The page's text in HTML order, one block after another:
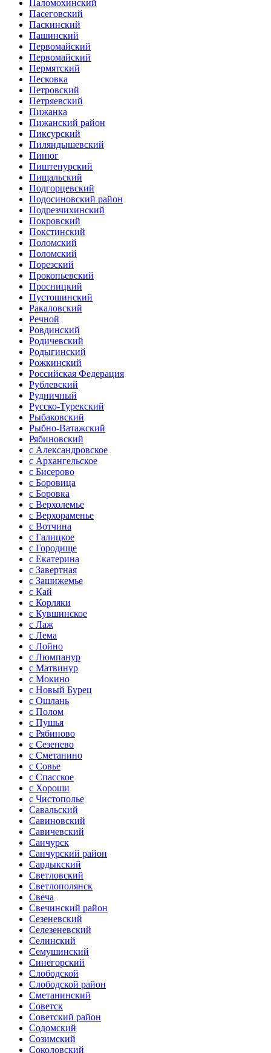
Паломохинский
Пасеговский
Паскинский
Пашинский
Первомайский
Первомайский
Пермятский
Песковка
Петровский
Петряевский
Пижанка
Пижанский район
Пиксурский
Пиляндышевский
Пинюг
Пиштенурский
Пищальский
Подгорцевский
Подосиновский район
Подрезчихинский
Покровский
Покстинский
Поломский
Поломский
Порезский
Прокопьевский
Просницкий
Пустошинский
Ракаловский
Речной
Ровдинский
Родичевский
Родыгинский
Рожкинский
Российская Федерация
Рублевский
Рудничный
Русско-Турекский
Рыбаковский
Рыбно-Ватажский
Рябиновский
с Александровское
с Архангельское
с Бисерово
с Боровица
с Боровка
с Верхолемье
с Верхораменье
с Вотчина
с Галицкое
с Городище
с Екатерина
с Завертная
с Зашижемье
с Кай
с Корляки
с Кувшинское
с Лаж
с Лема
с Лойно
с Люмпанур
с Матвинур
с Мокино
с Новый Бурец
с Ошлань
с Полом
с Пушья
с Рябиново
с Сезенево
с Сметанино
с Совье
с Спасское
с Хороши
с Чистополье
Савальский
Савиновский
Савичевский
Санчурск
Санчурский район
Сардыкский
Светловский
Светлополянск
Свеча
Свечинский район
Сезеневский
Селезеневский
Селинский
Семушинский
Синегорский
Слободской
Слободской район
Сметанинский
Советск
Советский район
Содомский
Созимский
Соколовский